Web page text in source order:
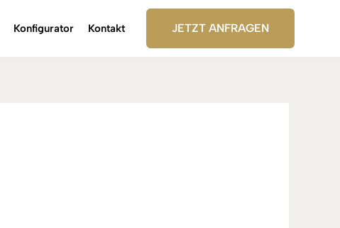
Konfigurator Kontakt JETZT ANFRAGEN